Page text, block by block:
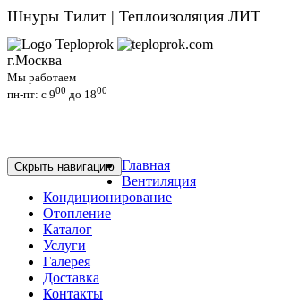
Шнуры Тилит | Теплоизоляция ЛИТ
г.Москва
Мы работаем
пн-пт: c 900 до 1800
Скрыть навигацию Главная
Вентиляция
Кондиционирование
Отопление
Каталог
Услуги
Галерея
Доставка
Контакты